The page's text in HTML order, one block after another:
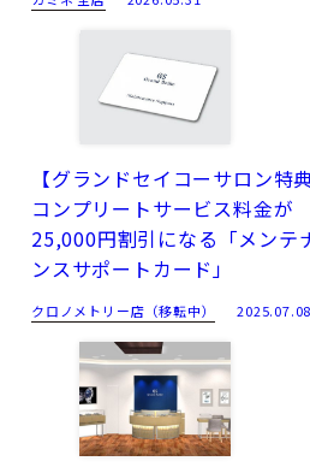
【グランドセイコーサロン特典
コンプリートサービス料金が
25,000円割引になる「メンテ
ンスサポートカード」
クロノメトリー店（移転中） 2025.07.08